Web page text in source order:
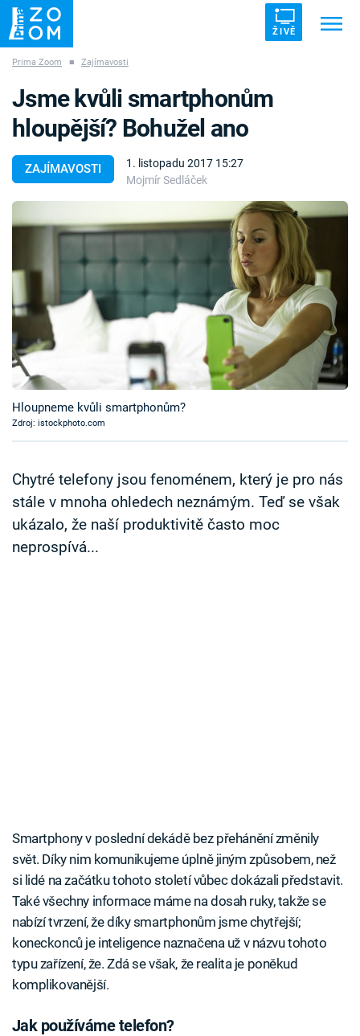
ŽIVĚ
ZÁHADY VETŘELCI DÁVNOVĚKU
Témata
Pořady
TV Program
Časopis
Sledujte prima+
Sledujte nás
Prima Zoom ■ Zajímavosti
ZAJÍMAVOSTI
1. listopadu 2017 15:27
Mojmír Sedláček
Jsme kvůli smartphonům
hloupější? Bohužel ano
Hloupneme kvůli smartphonům?
Zdroj: istockphoto.com
Chytré telefony jsou fenoménem, který je pro nás
stále v mnoha ohledech neznámým. Teď se však
ukázalo, že naší produktivitě často moc
neprospívá...
Smartphony v poslední dekádě bez přehánění změnily
svět. Díky nim komunikujeme úplně jiným způsobem, než
si lidé na začátku tohoto století vůbec dokázali představit.
Také všechny informace máme na dosah ruky, takže se
nabízí tvrzení, že díky smartphonům jsme chytřejší;
koneckonců je inteligence naznačena už v názvu tohoto
typu zařízení, že. Zdá se však, že realita je poněkud
komplikovanější.
Jak používáme telefon?